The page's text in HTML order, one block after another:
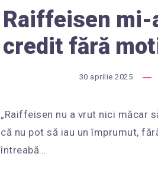
Raiffeisen mi-
credit fără
30 aprilie 2025
„Raiffeisen nu a vrut nici măcar
că nu pot să iau un împrumut,
întreabă…